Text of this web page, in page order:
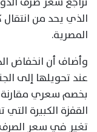
الذي يحد من انتقال
المصرية.
وأضاف أن انخفاض
عند تحويلها إلى
بخصم سعري مقارنة
القفزة الكبيرة
تغير في سعر